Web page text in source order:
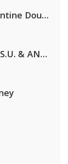
Calvin Harris & Clementine Douglas
Lustrum U.V.S.V/N.V.V.S.U. & ANNO ONS & Jopke van Dobbenburgh & Roeland Beelen